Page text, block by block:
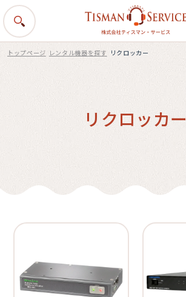
トップページ レンタル機器を探す リクロッカー
リクロッカー